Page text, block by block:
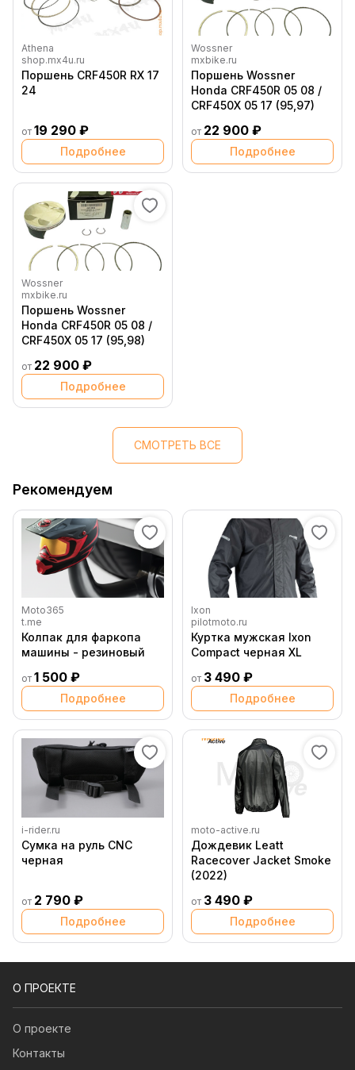
Athena
shop.mx4u.ru
Поршень CRF450R RX 17
24
от 19 290 ₽
Подробнее
Wossner
mxbike.ru
Поршень Wossner
Honda CRF450R 05 08 /
CRF450X 05 17 (95,97)
от 22 900 ₽
Подробнее
Wossner
mxbike.ru
Поршень Wossner
Honda CRF450R 05 08 /
CRF450X 05 17 (95,98)
от 22 900 ₽
Подробнее
СМОТРЕТЬ ВСЕ
Рекомендуем
Moto365
t.me
Колпак для фаркопа
машины - резиновый
от 1 500 ₽
Подробнее
Ixon
pilotmoto.ru
Куртка мужская Ixon
Compact черная XL
от 3 490 ₽
Подробнее
i-rider.ru
Сумка на руль CNC
черная
от 2 790 ₽
Подробнее
moto-active.ru
Дождевик Leatt
Racecover Jacket Smoke
(2022)
от 3 490 ₽
Подробнее
О ПРОЕКТЕ
О проекте
Контакты